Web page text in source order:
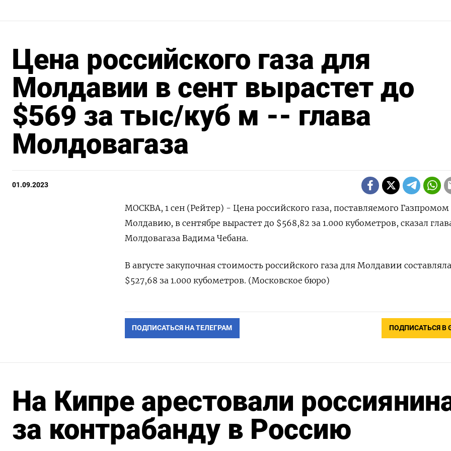
Цена российского газа для
Молдавии в сент вырастет до
$569 за тыс/куб м -- глава
Молдовагаза
01.09.2023
МОСКВА, 1 сен (Рейтер) - Цена российского газа, поставляемого Газпромом
Молдавию, в сентябре вырастет до $568,82 за 1.000 кубометров, сказал
Молдовагаза Вадима Чебана.
В августе закупочная стоимость российского газа для Молдавии составляла
$527,68 за 1.000 кубометров. (Московское бюро)
ПОДПИСАТЬСЯ НА ТЕЛЕГРАМ ПОДПИСАТЬСЯ В
На Кипре арестовали
за контрабанду в Россию